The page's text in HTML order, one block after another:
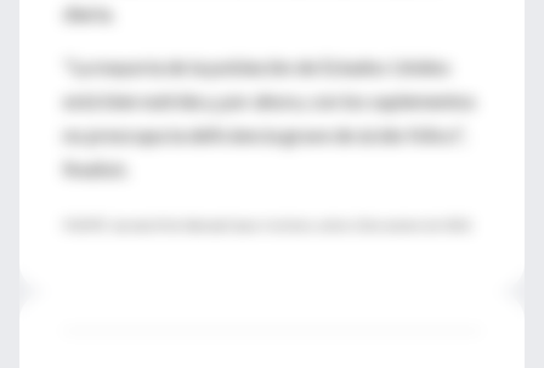
diaria.
"La mayoría de la población de Estados Unidos
está bien nutrida y, por ahora, con los suplementos
no preocupa la deficiencia grave de ácido fólico",
finalizó.